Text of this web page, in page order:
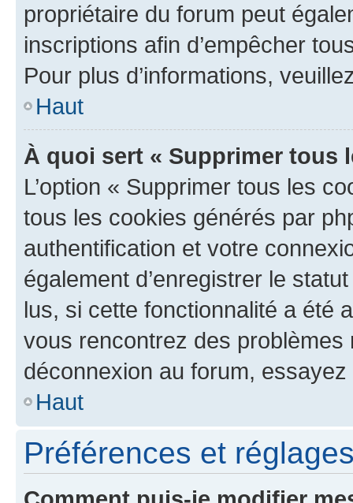
propriétaire du forum peut
inscriptions afin d’empêcher
Pour plus d’informations,
Haut
À quoi sert « Supprimer tous
L’option « Supprimer tous les
tous les cookies générés par
authentification et votre
également d’enregistrer le
lus, si cette fonctionnalité a été
vous rencontrez des
déconnexion au forum,
Haut
Préférences et